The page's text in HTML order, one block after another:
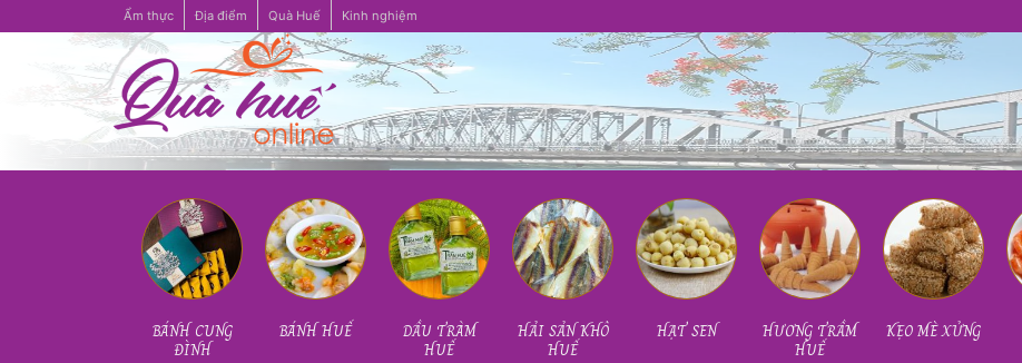
Ẩm thực Địa điểm Quà Huế Kinh nghiệm
Đi
đến
Điều
hướng
Chuyển
đến
nội
dung
BÁNH CUNG
ĐÌNH
BÁNH HUẾ DẦU TRÀM
HUẾ
HẢI SẢN KHÔ
HUẾ
HẠT SEN HƯƠNG TRẦM
HUẾ
KẸO MÈ XỬNG